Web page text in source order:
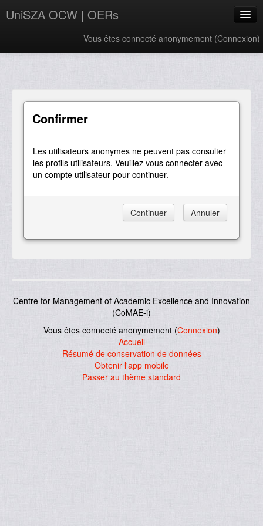
UniSZA OCW | OERs
Vous êtes connecté anonymement (Connexion)
Français ‎(fr)‎
Confirmer
Les utilisateurs anonymes ne peuvent pas consulter
les profils utilisateurs. Veuillez vous connecter avec
un compte utilisateur pour continuer.
Centre for Management of Academic Excellence and Innovation
(CoMAE-i)
Vous êtes connecté anonymement (Connexion)
Accueil
Résumé de conservation de données
Obtenir l'app mobile
Passer au thème standard